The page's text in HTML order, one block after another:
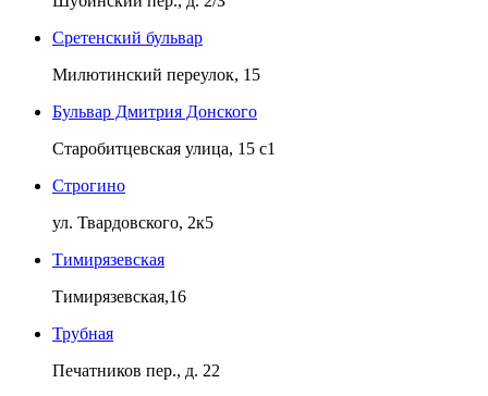
Сретенский бульвар
Милютинский переулок, 15
Бульвар Дмитрия Донского
Старобитцевская улица, 15 с1
Строгино
ул. Твардовского, 2к5
Тимирязевская
Тимирязевская,16
Трубная
Печатников пер., д. 22